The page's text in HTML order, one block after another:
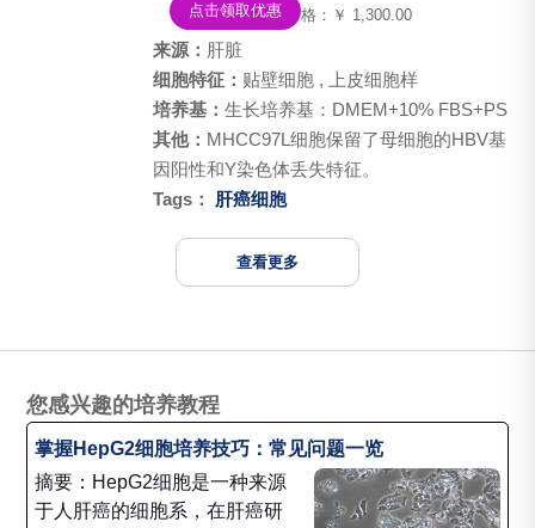
格：￥ 1,300.00
点击领取优惠
来源： 肝脏
细胞特征： 贴壁细胞 , 上皮细胞样
培养基： 生长培养基：DMEM+10% FBS+PS
其他： MHCC97L细胞保留了母细胞的HBV基
因阳性和Y染色体丢失特征。
Tags：
肝癌细胞
查看更多
您感兴趣的培养教程
掌握HepG2细胞培养技巧：常见问题一览
摘要：HepG2细胞是一种来源
于人肝癌的细胞系，在肝癌研